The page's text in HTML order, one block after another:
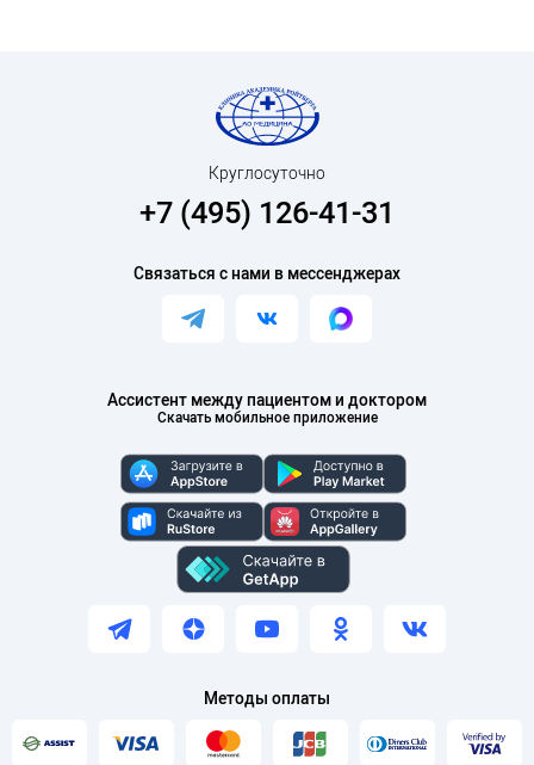
Ассистент между пациентом и доктором
Скачать мобильное приложение
Круглосуточно
+7 (495) 126-41-31
Связаться с нами в мессенджерах
Методы оплаты